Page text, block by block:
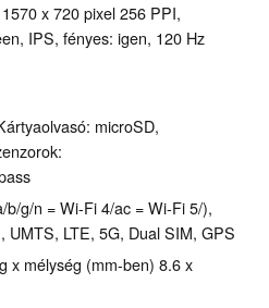
x 720 pixel 256 PPI,
IPS, fényes: igen, 120 Hz
microSD,
b/g/n = Wi-Fi 4/ac = Wi-Fi 5/),
UMTS, LTE, 5G, Dual SIM, GPS
x mélység (mm-ben) 8.6 x